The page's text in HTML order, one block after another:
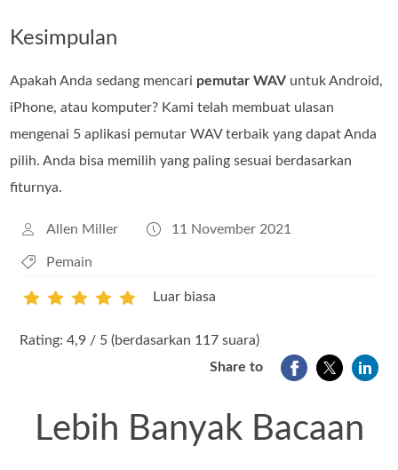
Kesimpulan
Apakah Anda sedang mencari pemutar WAV untuk Android,
iPhone, atau komputer? Kami telah membuat ulasan
mengenai 5 aplikasi pemutar WAV terbaik yang dapat Anda
pilih. Anda bisa memilih yang paling sesuai berdasarkan
fiturnya.
Allen Miller 11 November 2021
Pemain
2
Luar biasa
Rating: 4,9 / 5 (berdasarkan 117 suara)
Share to
Lebih Banyak Bacaan